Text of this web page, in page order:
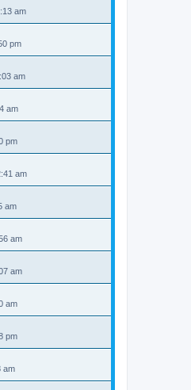
am
pm
am
am
pm
am
am
am
am
am
pm
am